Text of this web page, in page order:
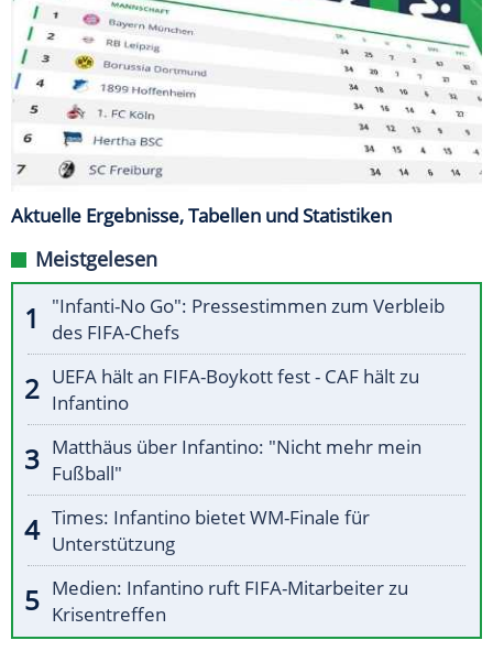
Aktuelle Ergebnisse, Tabellen und Statistiken
Meistgelesen
"Infanti-No Go": Pressestimmen zum Verbleib
des FIFA-Chefs
UEFA hält an FIFA-Boykott fest - CAF hält zu
Infantino
Matthäus über Infantino: "Nicht mehr mein
Fußball"
Times: Infantino bietet WM-Finale für
Unterstützung
Medien: Infantino ruft FIFA-Mitarbeiter zu
Krisentreffen